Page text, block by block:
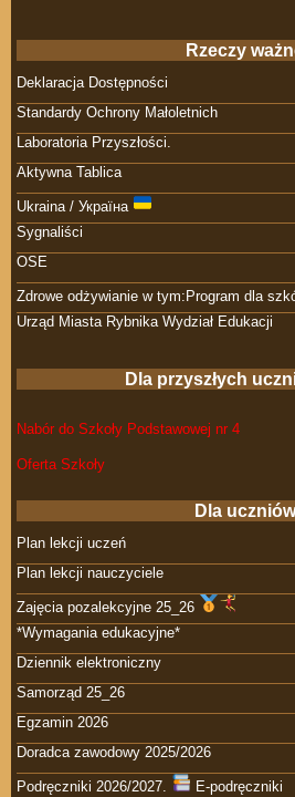
Rzeczy
Deklaracja Dostępności
Standardy Ochrony Małoletnich
Laboratoria Przyszłości.
Aktywna Tablica
Ukraina / Україна
Sygnaliści
OSE
Zdrowe odżywianie w tym:Program dla
Urząd Miasta Rybnika Wydział Edukacji
Dla przyszłych
Nabór do Szkoły Podstawowej nr 4
Oferta Szkoły
Dla uczniów
Plan lekcji uczeń
Plan lekcji nauczyciele
Zajęcia pozalekcyjne 25_26
*Wymagania edukacyjne*
Dziennik elektroniczny
Samorząd 25_26
Egzamin 2026
Doradca zawodowy 2025/2026
Podręczniki 2026/2027.
E-podręczniki